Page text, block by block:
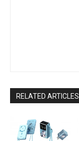
RELATED ARTICLES